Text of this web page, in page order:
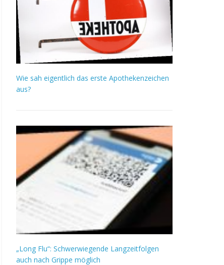
Wie sah eigentlich das erste Apothekenzeichen
aus?
„Long Flu“: Schwerwiegende Langzeitfolgen
auch nach Grippe möglich